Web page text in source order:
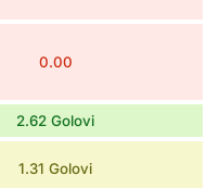
0.00
2.62 Golovi
1.31 Golovi